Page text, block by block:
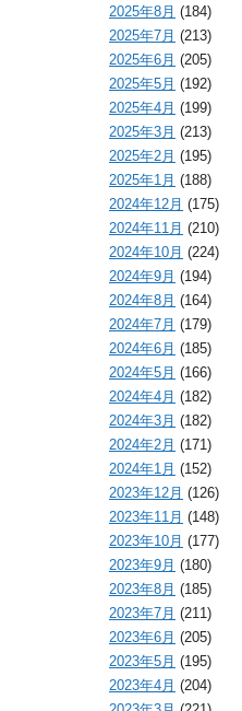
2025年8月 (184)
2025年7月 (213)
2025年6月 (205)
2025年5月 (192)
2025年4月 (199)
2025年3月 (213)
2025年2月 (195)
2025年1月 (188)
2024年12月 (175)
2024年11月 (210)
2024年10月 (224)
2024年9月 (194)
2024年8月 (164)
2024年7月 (179)
2024年6月 (185)
2024年5月 (166)
2024年4月 (182)
2024年3月 (182)
2024年2月 (171)
2024年1月 (152)
2023年12月 (126)
2023年11月 (148)
2023年10月 (177)
2023年9月 (180)
2023年8月 (185)
2023年7月 (211)
2023年6月 (205)
2023年5月 (195)
2023年4月 (204)